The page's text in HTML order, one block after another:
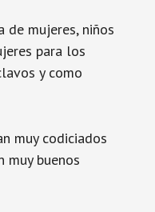
de mujeres, niños
para los
y como
muy codiciados
muy buenos